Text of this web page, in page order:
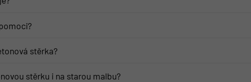
stěrka?
stěrku i na starou malbu?